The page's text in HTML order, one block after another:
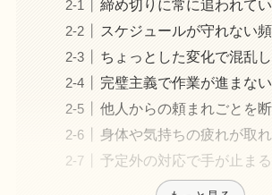
締め切りに常に追われて
スケジュールが守れない
ちょっとした変化で混乱
完璧主義で作業が進まない
他人からの頼まれごとを
身体や気持ちの疲れが取
予定外の対応で手が止ま